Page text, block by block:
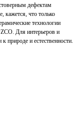
дефектам
кажется, что только
технологии
Для интерьеров и
природе и естественности.